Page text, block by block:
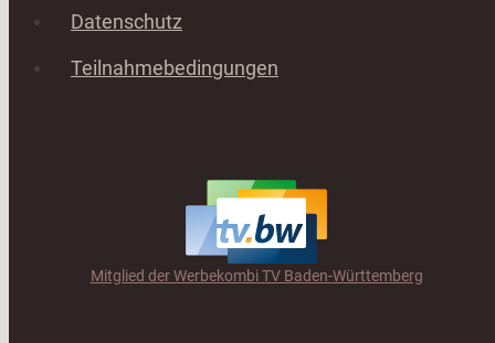
Datenschutz
Teilnahmebedingungen
Mitglied der Werbekombi TV Baden-Württemberg